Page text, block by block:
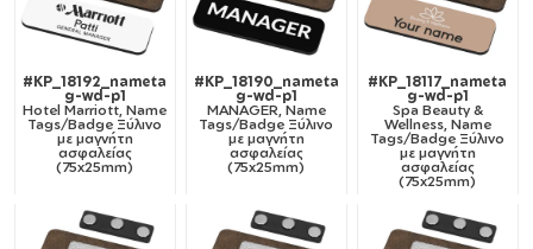
#KP_18192_nameta
g-wd-p1
Hotel Marriott, Name
Tags/Badge Ξύλινο
με μαγνήτη
ασφαλείας
(75x25mm)
#KP_18190_nameta
g-wd-p1
MANAGER, Name
Tags/Badge Ξύλινο
με μαγνήτη
ασφαλείας
(75x25mm)
#KP_18117_nameta
g-wd-p1
Spa Beauty &
Wellness, Name
Tags/Badge Ξύλινο
με μαγνήτη
ασφαλείας
(75x25mm)